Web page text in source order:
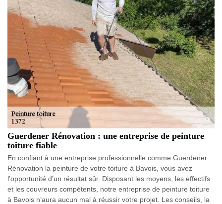
Guerdener Rénovation : une entreprise de peinture
toiture fiable
En confiant à une entreprise professionnelle comme Guerdener
Rénovation la peinture de votre toiture à Bavois, vous avez
l’opportunité d’un résultat sûr. Disposant les moyens, les effectifs
et les couvreurs compétents, notre entreprise de peinture toiture
à Bavois n’aura aucun mal à réussir votre projet. Les conseils, la